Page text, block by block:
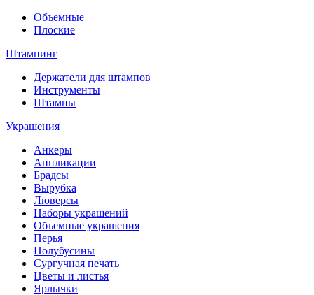
Объемные
Плоские
Штампинг
Держатели для штампов
Инструменты
Штампы
Украшения
Анкеры
Аппликации
Брадсы
Вырубка
Люверсы
Наборы украшений
Объемные украшения
Перья
Полубусины
Сургучная печать
Цветы и листья
Ярлычки